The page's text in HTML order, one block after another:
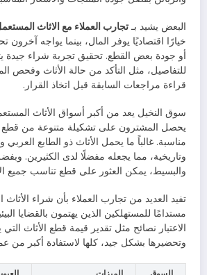
البعض يشيد بـتجارب العملاء مع الاثاث
خيارًا اقتصاديًا يوفر المال، بينما يواجه آخرون
أو جودة بعض القطع. تحقيق تجربة شراء جيدة
للتفاصيل، مثل التأكد من حالة الأثاث وفحص
قراءة مراجعات السابقة قبل اتخاذ القرار.
سوق النخيل يعد من أكبر أسواق الأثاث
يحصل المشترون على تشكيلة متنوعة من قطع
مناسبة. غالباً ما يحمل الأثاث ذو الطابع العربي
وتاريخية، مما يجعله مفضلًا لدى الكثيرين.
والبسيط، يمكن العثور على قطع تناسب جميع
تفيد العديد من تجارب العملاء بأن شراء الأثاث
مستدامًا للمستهلكين الذين يهتمون بالقضايا
الاعتبار نصائح مثل تقدير قيمة قطع الأثاث التي
وتحضيرها بشكل جيد، كلها لاستفادة أكبر من